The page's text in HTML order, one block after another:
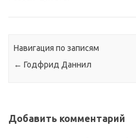
Навигация по записям
← Годфрид Даннил
Добавить комментарий